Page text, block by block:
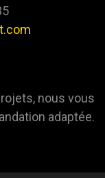
nous vous
adaptée.